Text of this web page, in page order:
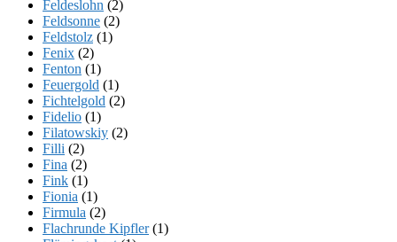
Feldeslohn (2)
Feldsonne (2)
Feldstolz (1)
Fenix (2)
Fenton (1)
Feuergold (1)
Fichtelgold (2)
Fidelio (1)
Filatowskiy (2)
Filli (2)
Fina (2)
Fink (1)
Fionia (1)
Firmula (2)
Flachrunde Kipfler(1)